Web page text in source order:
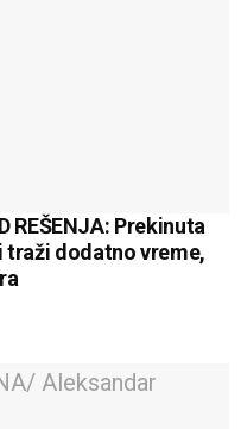
REŠENJA: Prekinuta
dodatno vreme,